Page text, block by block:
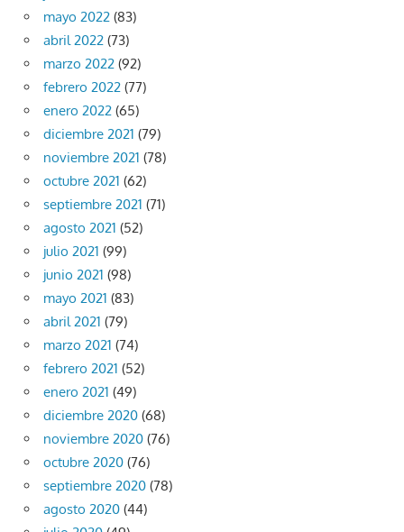
mayo 2022 (83)
abril 2022 (73)
marzo 2022 (92)
febrero 2022 (77)
enero 2022 (65)
diciembre 2021 (79)
noviembre 2021 (78)
octubre 2021 (62)
septiembre 2021 (71)
agosto 2021 (52)
julio 2021 (99)
junio 2021 (98)
mayo 2021 (83)
abril 2021 (79)
marzo 2021 (74)
febrero 2021 (52)
enero 2021 (49)
diciembre 2020 (68)
noviembre 2020 (76)
octubre 2020 (76)
septiembre 2020 (78)
agosto 2020 (44)